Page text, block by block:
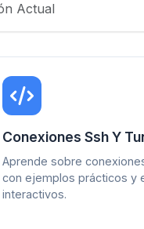
Actual
Conexiones Ssh Y
Aprende sobre
con ejemplos prácticos y
interactivos.